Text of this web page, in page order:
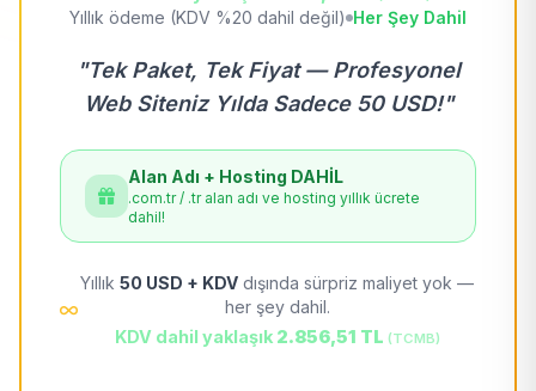
Yıllık ödeme (KDV %20 dahil değil) Her Şey Dahil
"Tek Paket, Tek Fiyat — Profesyonel
Web Siteniz Yılda Sadece 50 USD!"
Alan Adı + Hosting DAHİL
.com.tr / .tr alan adı ve hosting yıllık ücrete
dahil!
Yıllık 50 USD + KDV dışında sürpriz maliyet yok —
her şey dahil.
KDV dahil yaklaşık 2.856,51 TL (TCMB)